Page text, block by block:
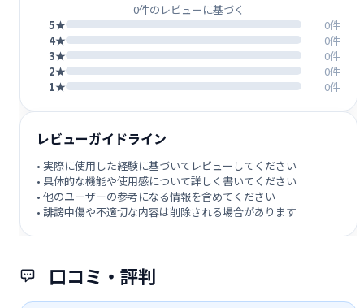
口コミ・評判
0件のレビューに基づく
5★
0件
4★
0件
3★
0件
2★
0件
1★
0件
レビューガイドライン
• 実際に使用した経験に基づいてレビューしてください
• 具体的な機能や使用感について詳しく書いてください
• 他のユーザーの参考になる情報を含めてください
• 誹謗中傷や不適切な内容は削除される場合があります